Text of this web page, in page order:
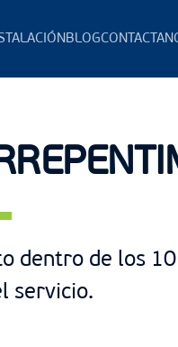
BLOG
dentro de los
servicio.